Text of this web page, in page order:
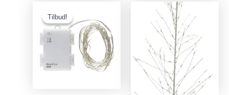
Tilbud!
Tilbud!oprindelige
pris
var:
89.00kr..
pris
er:
59.00kr..